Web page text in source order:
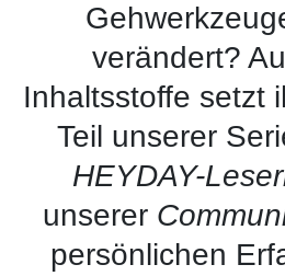
verändert?
Inhaltsstoffe setzt
Teil unserer
HEYDAY-
unserer
persönlichen